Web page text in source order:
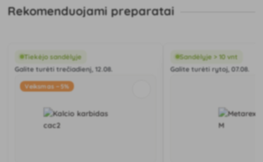
Rekomenduojami preparatai
Tiekėjo sandėlyje
Galite turėti trečiadienį, 12.08.
Veiksmas −5%
Sandėlyje > 10 vnt
Galite turėti rytoj, 07.08.